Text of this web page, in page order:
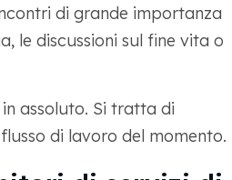
di grande importanza
le discussioni sul fine vita o
assoluto. Si tratta di
di lavoro del momento.